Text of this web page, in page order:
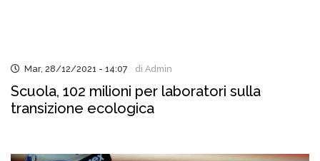
Mar, 28/12/2021 - 14:07 di Admin
Scuola, 102 milioni per laboratori sulla
transizione ecologica